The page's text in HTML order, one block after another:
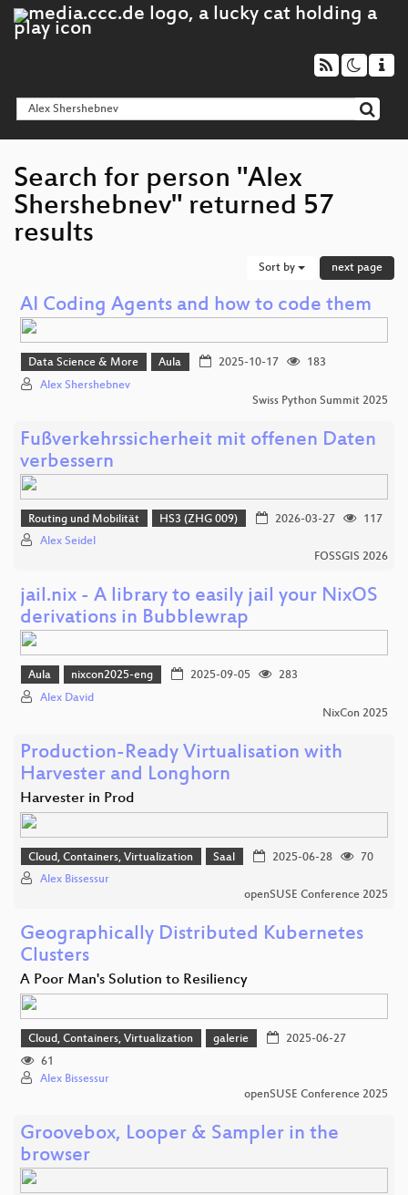
Search for person "Alex
Shershebnev" returned 57
results
Sort by next page
AI Coding Agents and how to code them
Data Science & More Aula 2025-10-17
183
Alex Shershebnev
Swiss Python Summit 2025
Fußverkehrssicherheit mit offenen Daten
verbessern
Routing und Mobilität HS3 (ZHG 009) 2026-03-27
117
Alex Seidel
FOSSGIS 2026
jail.nix - A library to easily jail your NixOS
derivations in Bubblewrap
Aula nixcon2025-eng 2025-09-05
283
Alex David
NixCon 2025
Production-Ready Virtualisation with
Harvester and Longhorn
Harvester in Prod
Cloud, Containers, Virtualization Saal 2025-06-28
70
Alex Bissessur
openSUSE Conference 2025
Geographically Distributed Kubernetes
Clusters
A Poor Man's Solution to Resiliency
Cloud, Containers, Virtualization galerie
2025-06-27
61
Alex Bissessur
openSUSE Conference 2025
Groovebox, Looper & Sampler in the
browser